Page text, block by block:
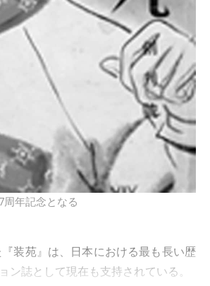
年記念となる
装苑』は、日本における最も長い歴
ン誌として現在も支持されている。